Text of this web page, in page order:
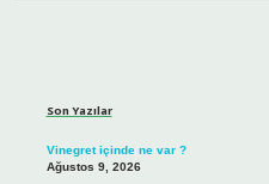
Son Yazılar
Vinegret içinde ne var ?
Ağustos 9, 2026